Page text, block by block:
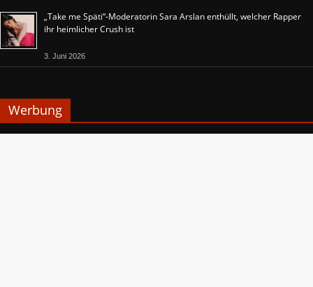
„Take me Späti“-Moderatorin Sara Arslan enthüllt, welcher Rapper
ihr heimlicher Crush ist
3. Juni 2026
Werbung